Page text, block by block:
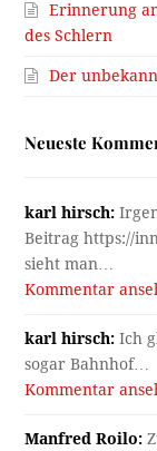
Erinnerung
des Schlern
Der
Neueste
karl hirsch:
Beitrag https://
sieht man…
Kommentar
karl hirsch: Ich
sogar Bahnhof…
Kommentar
Manfred Roilo: